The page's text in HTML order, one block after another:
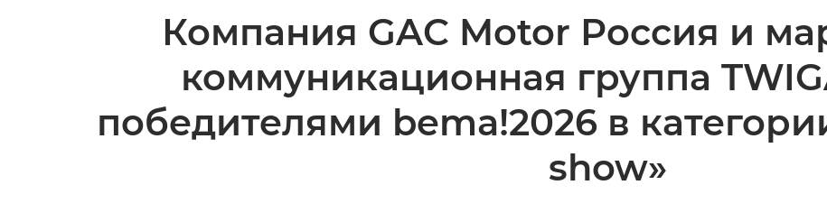
Компания GAC Motor Россия и
коммуникационная группа
победителями bema!2026 в
show»